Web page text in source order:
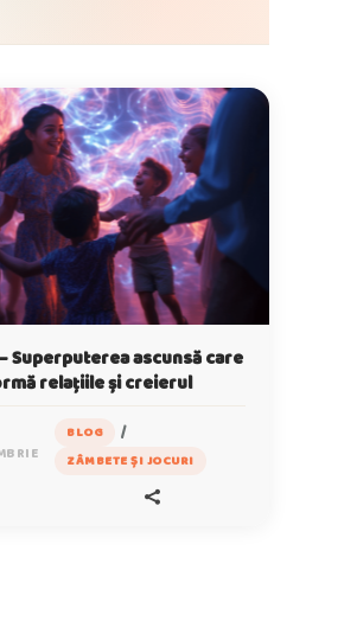
Superputerea ascunsă care
relațiile și creierul
BLOG /
ZÂMBETE ȘI JOCURI